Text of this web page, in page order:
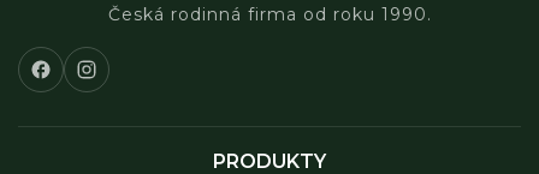
Česká rodinná firma od roku 1990.
PRODUKTY